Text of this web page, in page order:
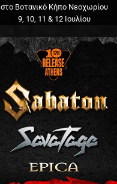
στο Βοτανικό Κήπο Νεοχωρίου
9, 10, 11 & 12 Ιουλίου